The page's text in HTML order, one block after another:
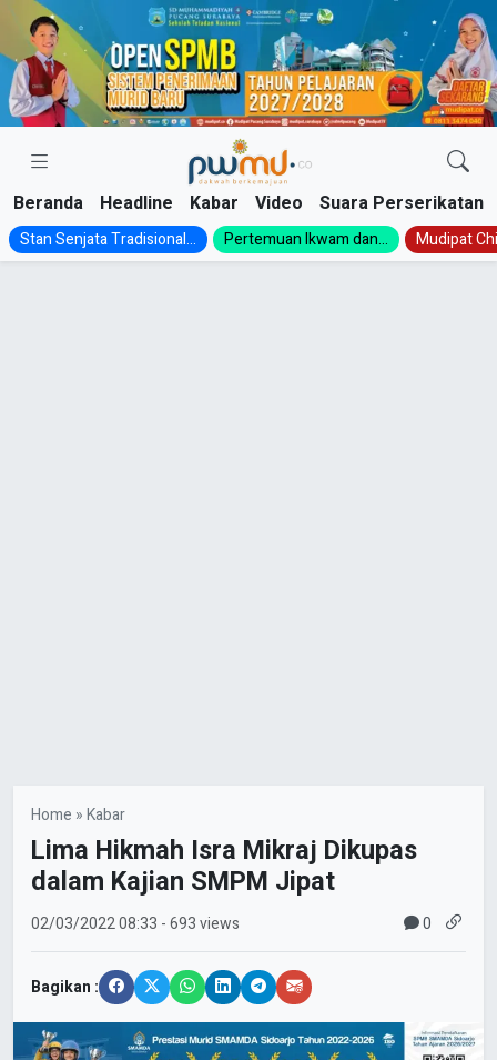
Skip
content
Beranda Headline Kabar Video Suara Perserikatan
Stan Senjata Tradisional... Pertemuan Ikwam dan... Mudipat
Home »Kabar
Lima Hikmah Isra Mikraj Dikupas
dalam Kajian SMPM Jipat
02/03/202208:33 - 693 views 0
Bagikan :